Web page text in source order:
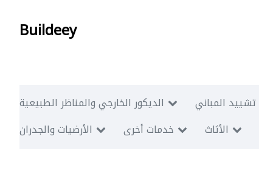
Buildeey
الديكور الخارجي والمناظر الطبيعية تشييد المباني
الأرضيات والجدران
خدمات أخرى الأثاث